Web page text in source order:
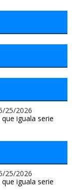
25/2026
iguala serie
25/2026
iguala serie